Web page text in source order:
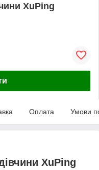
XuPing
Оплата Умови
XuPing